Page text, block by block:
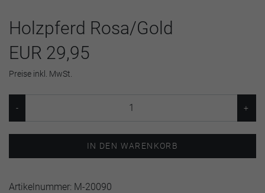
Holzpferd Rosa/Gold
EUR 29,95
Preise inkl. MwSt.
IN DEN WARENKORB
Artikelnummer: M-20090